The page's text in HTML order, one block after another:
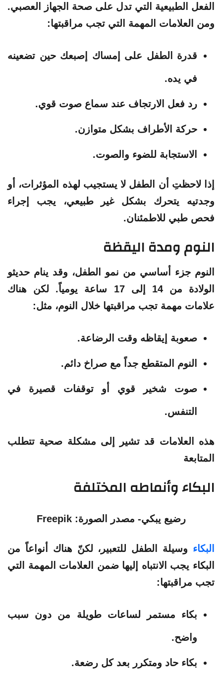
الفعل الطبيعية التي تدل على صحة الجهاز العصبي.
ومن العلامات المهمة التي تجب مراقبتها:
قدرة الطفل على إمساك إصبعك حين تضعينه
في يده.
رد فعل الارتجاف عند سماع صوت قوي.
حركة الأطراف بشكل متوازن.
الاستجابة للضوء والصوت.
إذا لاحظتِ أن الطفل لا يستجيب لهذه المؤثرات، أو
وجدتيه يتحرك بشكل غير طبيعي، يجب إجراء
فحص طبي للاطمئنان.
النوم ومدة اليقظة
النوم جزء أساسي من نمو الطفل، وقد ينام حديثو
الولادة من 14 إلى 17 ساعة يومياً. لكن هناك
علامات مهمة تجب مراقبتها خلال النوم، مثل:
صعوبة إيقاظه وقت الرضاعة.
النوم المتقطع جداً مع صراخ دائم.
صوت شخير قوي أو توقفات قصيرة في
التنفس.
هذه العلامات قد تشير إلى مشكلة صحية تتطلب
المتابعة
البكاء وأنماطه المختلفة
رضيع يبكي- مصدر الصورة: Freepik
البكاء وسيلة الطفل للتعبير، لكنّ هناك أنواعاً من
البكاء يجب الانتباه إليها ضمن العلامات المهمة التي
تجب مراقبتها:
بكاء مستمر لساعات طويلة من دون سبب
واضح.
بكاء حاد ومتكرر بعد كل رضعة.